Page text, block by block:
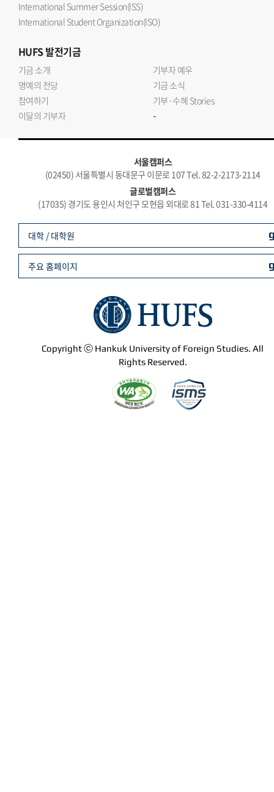
International Summer Session(ISS)
International Student Organization(ISO)
HUFS발전기금
기금 소개
기부자 예우
명예의 전당
기금 소식
참여하기
기부·수혜 Stories
이달의 기부자
-
서울캠퍼스
(02450) 서울특별시 동대문구 이문로 107 Tel. 82-2-2173-2114
글로벌캠퍼스
(17035) 경기도 용인시 처인구 모현읍 외대로 81 Tel. 031-330-4114
Copyright ⓒ Hankuk University of Foreign Studies. All
Rights Reserved.
대학 / 대학원
주요 홈페이지